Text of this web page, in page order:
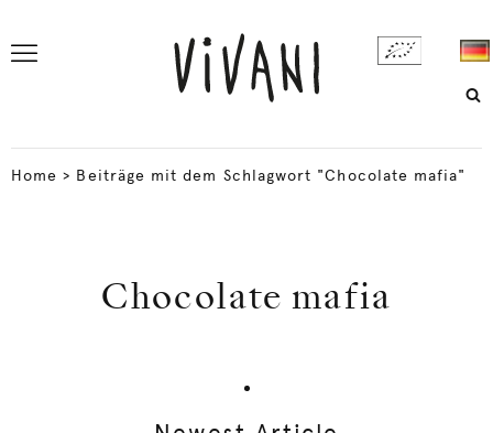
Home > Beiträge mit dem Schlagwort "Chocolate mafia"
Chocolate mafia